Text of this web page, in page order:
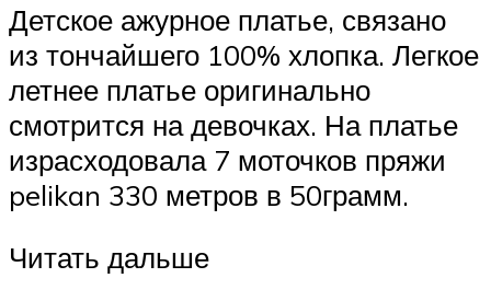
Детское ажурное платье, связано
из тончайшего 100% хлопка. Легкое
летнее платье оригинально
смотрится на девочках. На платье
израсходовала 7 моточков пряжи
pelikan 330 метров в 50грамм.
Читать дальше